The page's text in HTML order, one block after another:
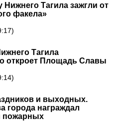
Нижнего Тагила зажгли от
факела»
Тагила
откроет Площадь Славы
и выходных.
города награждал
пожарных